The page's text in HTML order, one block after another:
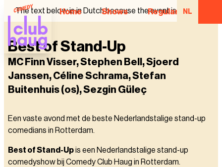
Home Shows Regular NL
The text below is in Dutch because the event is in Dutch.
Best of Stand-Up
MC Finn Visser, Stephen Bell, Sjoerd
Janssen, Céline Schrama, Stefan
Buitenhuis (os), Sezgin Güleç
Een vaste avond met de beste Nederlandstalige stand-up
comedians in Rotterdam.
Best of Stand-Upis een Nederlandstalige stand-up
comedyshow bij Comedy Club Haug in Rotterdam.